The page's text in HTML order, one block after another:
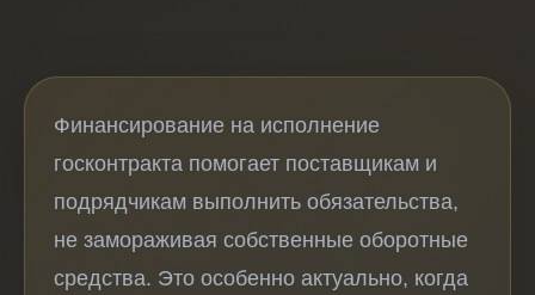
Финансирование на исполнение
госконтракта помогает поставщикам и
подрядчикам выполнить обязательства,
не замораживая собственные оборотные
средства. Это особенно актуально, когда